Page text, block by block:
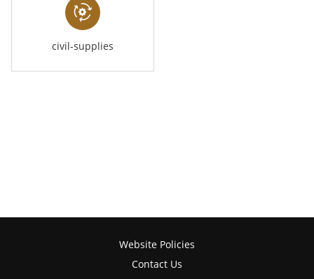
civil-supplies
Website Policies
Contact Us